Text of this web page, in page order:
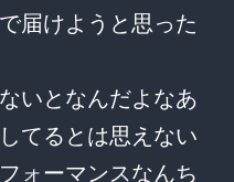
届けようと思った
いとなんだよなあ
てるとは思えない
ォーマンスなんち